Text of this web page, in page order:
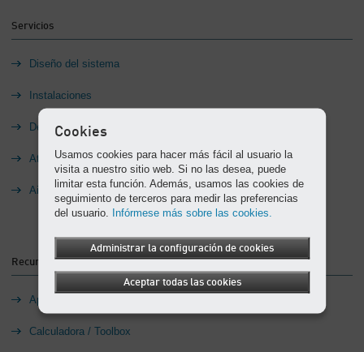
Servicios
Diseño del sistema
Instalaciones
Detección de fugas
Atención al Cliente
Aire Comprimido como Servicio Utilitario
Recursos de aire comprimido
Aplicaciones
Calculadora / Toolbox
Cookies
Usamos cookies para hacer más fácil al usuario la
visita a nuestro sitio web. Si no las desea, puede
limitar esta función. Además, usamos las cookies de
seguimiento de terceros para medir las preferencias
del usuario. Infórmese más sobre las cookies.
Administrar la configuración de cookies
Aceptar todas las cookies